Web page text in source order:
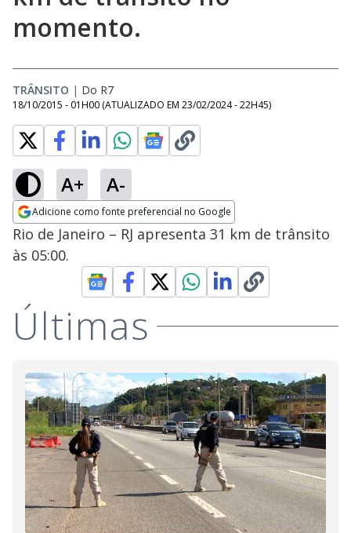
momento.
TRÂNSITO | Do R7
18/10/2015 - 01H00 (ATUALIZADO EM 23/02/2024 - 22H45)
A+ A-
Adicione como fonte preferencial no Google
Opens in new window
Rio de Janeiro – RJ apresenta 31 km de trânsito
às 05:00.
Últimas